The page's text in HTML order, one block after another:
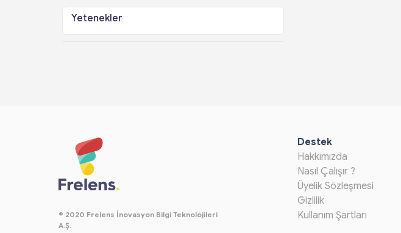
Yetenekler
© 2020 Frelens İnovasyon Bilgi Teknolojileri
A.Ş.
Destek
Hakkımızda
Nasıl Çalışır ?
Üyelik Sözleşmesi
Gizlilik
Kullanım Şartları